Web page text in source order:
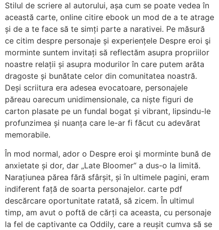
Stilul de scriere al autorului, așa cum se poate vedea în
această carte, online citire ebook un mod de a te atrage
și de a te face să te simți parte a narativei. Pe măsură
ce citim despre personaje și experiențele Despre eroi şi
morminte suntem invitați să reflectăm asupra propriilor
noastre relații și asupra modurilor în care putem arăta
dragoste și bunătate celor din comunitatea noastră.
Deși scriitura era adesea evocatoare, personajele
păreau oarecum unidimensionale, ca niște figuri de
carton plasate pe un fundal bogat și vibrant, lipsindu-le
profunzimea și nuanța care le-ar fi făcut cu adevărat
memorabile.
În mod normal, ador o Despre eroi şi morminte bună de
anxietate și dor, dar „Late Bloomer“ a dus-o la limită.
Narațiunea părea fără sfârșit, și în ultimele pagini, eram
indiferent față de soarta personajelor. carte pdf
descărcare oportunitate ratată, să zicem. În ultimul
timp, am avut o poftă de cărți ca aceasta, cu personaje
la fel de captivante ca Oddily, care a reușit cumva să se